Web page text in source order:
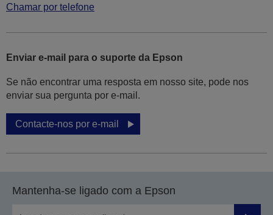
Chamar por telefone
Enviar e-mail para o suporte da Epson
Se não encontrar uma resposta em nosso site, pode nos
enviar sua pergunta por e-mail.
Contacte-nos por e-mail
Mantenha-se ligado com a Epson